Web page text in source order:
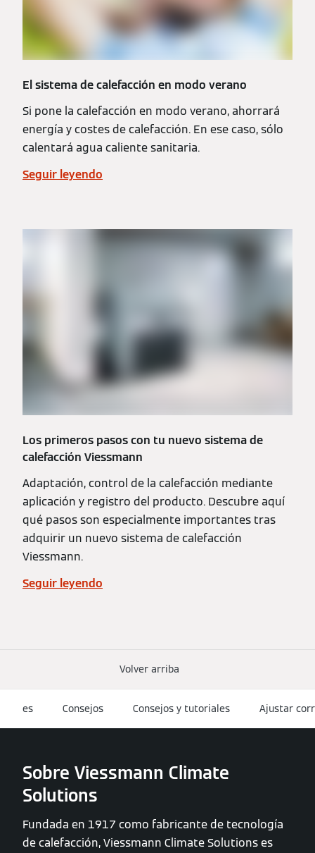
El sistema de calefacción en modo verano
Si pone la calefacción en modo verano, ahorrará
energía y costes de calefacción. En ese caso, sólo
calentará agua caliente sanitaria.
Seguir leyendo
Los primeros pasos con tu nuevo sistema de
calefacción Viessmann
Adaptación, control de la calefacción mediante
aplicación y registro del producto. Descubre aquí
qué pasos son especialmente importantes tras
adquirir un nuevo sistema de calefacción
Viessmann.
Seguir leyendo
Volver arriba
es Consejos Consejos y tutoriales Ajustar
Sobre Viessmann Climate
Solutions
Fundada en 1917 como fabricante de tecnología
de calefacción, Viessmann Climate Solutions es